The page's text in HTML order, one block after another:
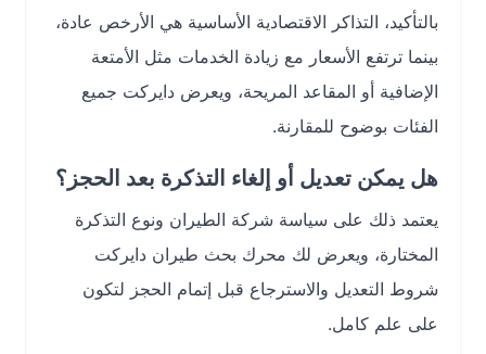
بالتأكيد، التذاكر الاقتصادية الأساسية هي الأرخص عادة،
بينما ترتفع الأسعار مع زيادة الخدمات مثل الأمتعة
الإضافية أو المقاعد المريحة، ويعرض دايركت جميع
الفئات بوضوح للمقارنة.
هل يمكن تعديل أو إلغاء التذكرة بعد الحجز؟
يعتمد ذلك على سياسة شركة الطيران ونوع التذكرة
المختارة، ويعرض لك محرك بحث طيران دايركت
شروط التعديل والاسترجاع قبل إتمام الحجز لتكون
على علم كامل.